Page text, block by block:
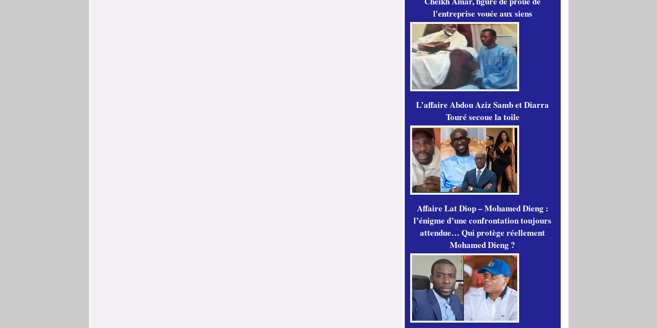
l'entreprise vouée aux siens
L’affaire Abdou Aziz Samb et Diarra
Touré secoue la toile
Affaire Lat Diop – Mohamed Dieng :
l’énigme d’une confrontation toujours
attendue… Qui protège réellement
Mohamed Dieng ?